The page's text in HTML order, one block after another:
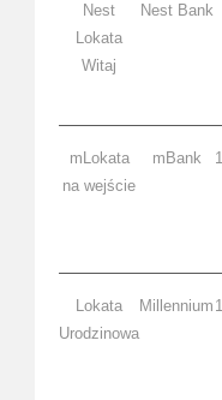
Nest
Lokata
Witaj
Nest Bank
mLokata
na wejście
mBank
Lokata
Urodzinowa
Millennium